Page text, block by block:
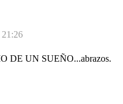
21:26
DE UN SUEÑO...abrazos.